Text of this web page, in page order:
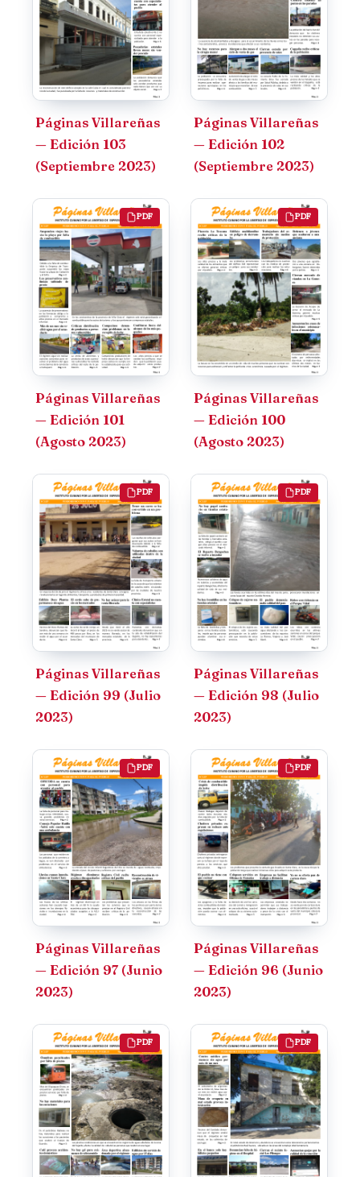
Páginas Villareñas
— Edición 103
(Septiembre 2023)
Páginas Villareñas
— Edición 102
(Septiembre 2023)
PDF
Páginas Villareñas
— Edición 101
(Agosto 2023)
PDF
Páginas Villareñas
— Edición 100
(Agosto 2023)
PDF
Páginas Villareñas
— Edición 99 (Julio
2023)
PDF
Páginas Villareñas
— Edición 98 (Julio
2023)
PDF
Páginas Villareñas
— Edición 97 (Junio
2023)
PDF
Páginas Villareñas
— Edición 96 (Junio
2023)
PDF PDF